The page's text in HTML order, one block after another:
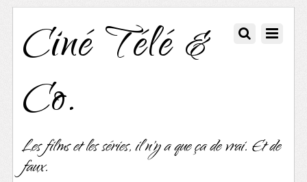
Ciné Télé &
Co.
Les films et les séries, il n'y a que ça de vrai. Et de
faux.